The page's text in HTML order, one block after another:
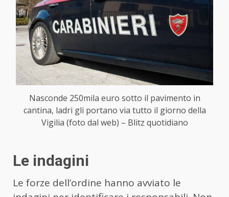
Nasconde 250mila euro sotto il pavimento in
cantina, ladri gli portano via tutto il giorno della
Vigilia (foto dal web) – Blitz quotidiano
Le indagini
Le forze dell’ordine hanno avviato le